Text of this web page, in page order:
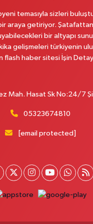
Yol Tarifi Al
Sokak 8 A 38 NOLU ASM
GÜVEN KASABIN KARŞI
Zeki Sokak No:28 A
Şebboy Sokak 15 A
temasıyla sizleri
araya getiriyor. Şatafattan
bir altyapı
gelişmeleri türkiyenin
flash haber sitesi İşin
Mah. Hasat Sk No:24/7
05323674810
[email protected]